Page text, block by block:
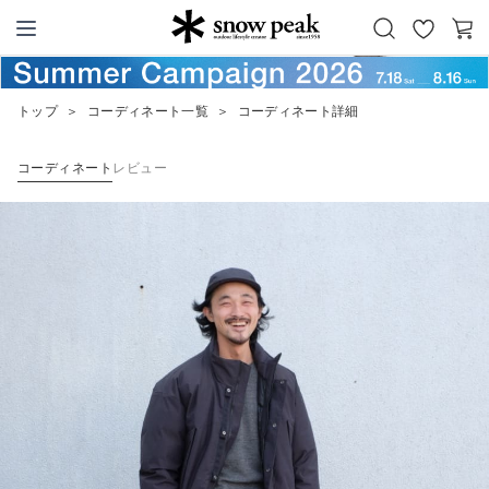
Snow Peak
お
気
カ
ー
トップ ＞ コーディネート一覧 ＞ コーディネート詳細
コーディネート レビュー